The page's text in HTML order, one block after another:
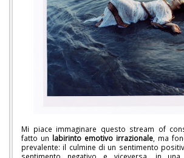
Mi piace immaginare questo stream of
fatto un labirinto emotivo irrazionale , ma
prevalente: il culmine di un sentimento